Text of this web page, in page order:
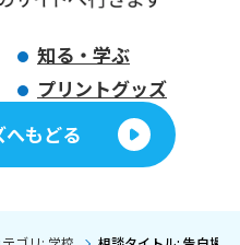
知る・学ぶ
プリントグッズ
へもどる